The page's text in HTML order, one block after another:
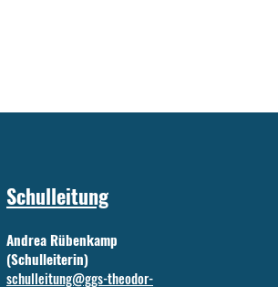
Schulleitung
Andrea Rübenkamp
(Schulleiterin)
schulleitung@ggs-theodor-